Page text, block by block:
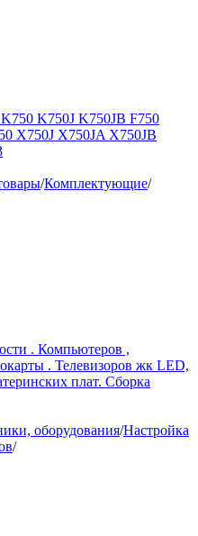
K750J K750JB F750
X750J X750JA X750JB
/Комплектующие/
. Компьютеров ,
. Телевизоров жк LED,
плат. Сборка
оборудования/Настройка
/